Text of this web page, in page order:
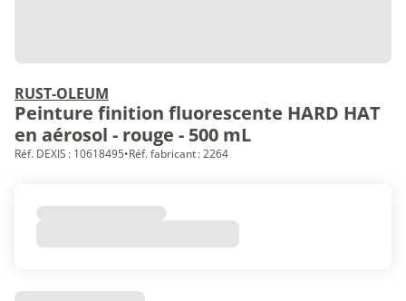
RUST-OLEUM
Peinture finition fluorescente HARD HAT
en aérosol - rouge - 500 mL
Réf. DEXIS : 10618495•Réf. fabricant : 2264